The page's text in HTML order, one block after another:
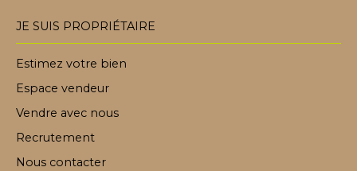
JE SUIS PROPRIÉTAIRE
Estimez votre bien
Espace vendeur
Vendre avec nous
Recrutement
Nous contacter